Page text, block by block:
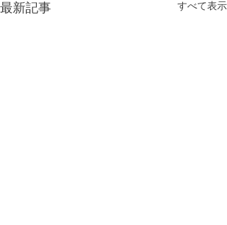
最新記事 すべて表示